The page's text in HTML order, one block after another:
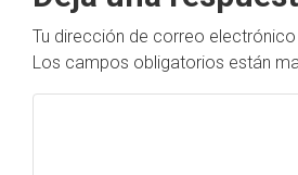
Tu dirección de correo electrónico
Los campos obligatorios están